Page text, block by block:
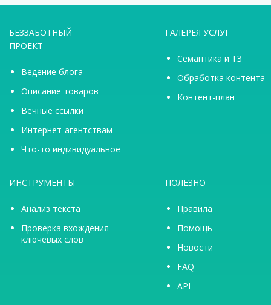
БЕЗЗАБОТНЫЙ
ПРОЕКТ
Ведение блога
Описание товаров
Вечные ссылки
Интернет-агентствам
Что-то индивидуальное
ГАЛЕРЕЯ УСЛУГ
Семантика и ТЗ
Обработка контента
Контент-план
ИНСТРУМЕНТЫ
Анализ текста
Проверка вхождения
ключевых слов
ПОЛЕЗНО
Правила
Помощь
Новости
FAQ
API